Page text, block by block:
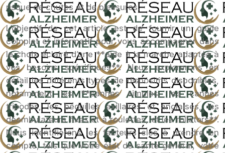
risque de chutes et de blessures.
L’objectif de cet article est de fournir un guide
complet et informatif pour vous accompagner dans
le choix éclairé d’une **aide à la marche adaptée à
vos besoins spécifiques**. Nous explorerons en
détail les différents types de dispositifs disponibles,
notamment les **cannes simples, les cannes
tripodes, les béquilles axillaires et anglaises, les
déambulateurs fixes et à roulettes, et les rollators**.
Nous identifierons les facteurs clés à prendre en
compte, tels que votre état de santé général, votre